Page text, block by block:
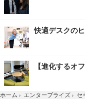
快適デスクの
【進化するオ
ホーム › エンタープライズ › セ